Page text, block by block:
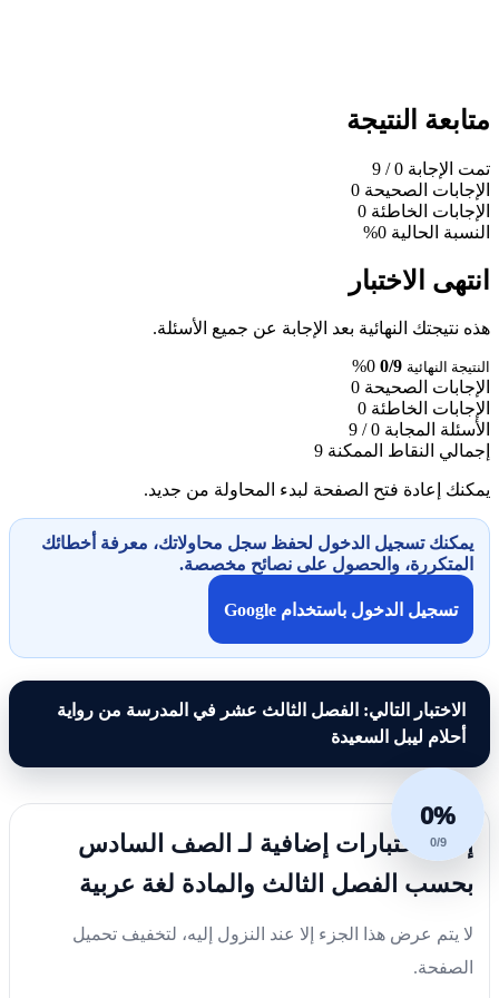
متابعة النتيجة
تمت الإجابة 0
/ 9
الإجابات الصحيحة 0
الإجابات الخاطئة 0
النسبة الحالية 0%
انتهى الاختبار
هذه نتيجتك النهائية بعد الإجابة عن جميع الأسئلة.
النتيجة النهائية 0/9
0%
الإجابات الصحيحة 0
الإجابات الخاطئة 0
الأسئلة المجابة 0 / 9
إجمالي النقاط الممكنة 9
يمكنك إعادة فتح الصفحة لبدء المحاولة من جديد.
يمكنك تسجيل الدخول لحفظ سجل محاولاتك، معرفة أخطائك
المتكررة، والحصول على نصائح مخصصة.
تسجيل الدخول باستخدام Google
الاختبار التالي: الفصل الثالث عشر في المدرسة من رواية
أحلام ليبل السعيدة
0%
0/9
إليك اختبارات إضافية لـ الصف السادس
بحسب الفصل الثالث والمادة لغة عربية
لا يتم عرض هذا الجزء إلا عند النزول إليه، لتخفيف تحميل
الصفحة.